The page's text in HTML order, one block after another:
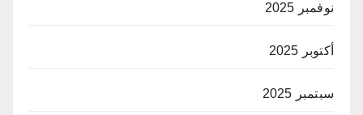
نوفمبر 2025
أكتوبر 2025
سبتمبر 2025